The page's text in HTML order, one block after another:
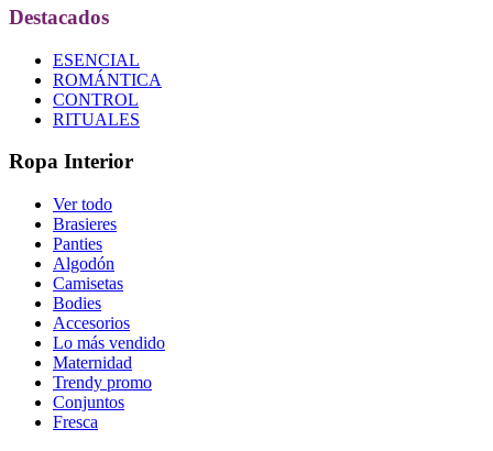
Destacados
ESENCIAL
ROMÁNTICA
CONTROL
RITUALES
Ropa Interior
Ver todo
Brasieres
Panties
Algodón
Camisetas
Bodies
Accesorios
Lo más vendido
Maternidad
Trendy promo
Conjuntos
Fresca